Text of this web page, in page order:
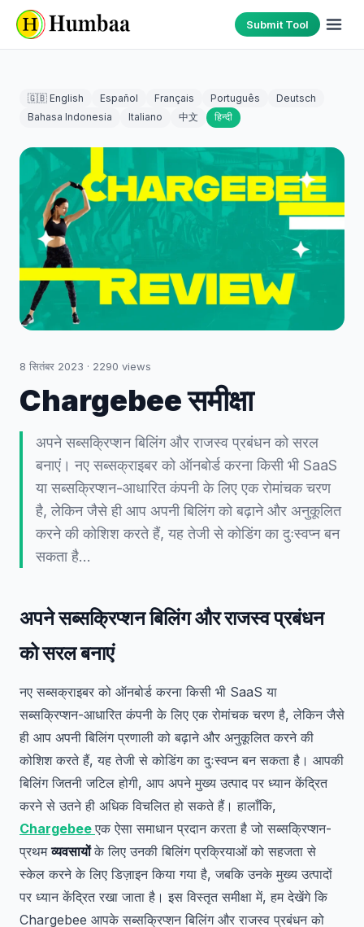
Submit Tool
🇬🇧 English Español Français Português
Deutsch
Bahasa Indonesia
Italiano 中文 हिन्दी
8 सितंबर 2023 · 2290 views
Chargebee समीक्षा
अपने सब्सक्रिप्शन बिलिंग और राजस्व प्रबंधन को सरल
बनाएं। नए सब्सक्राइबर को ऑनबोर्ड करना किसी भी SaaS
या सब्सक्रिप्शन-आधारित कंपनी के लिए एक रोमांचक चरण
है, लेकिन जैसे ही आप अपनी बिलिंग को बढ़ाने और अनुकूलित
करने की कोशिश करते हैं, यह तेजी से कोडिंग का दुःस्वप्न बन
सकता है...
अपने सब्सक्रिप्शन बिलिंग और राजस्व प्रबंधन
को सरल बनाएं
नए सब्सक्राइबर को ऑनबोर्ड करना किसी भी SaaS या
सब्सक्रिप्शन-आधारित कंपनी के लिए एक रोमांचक चरण है, लेकिन जैसे
ही आप अपनी बिलिंग प्रणाली को बढ़ाने और अनुकूलित करने की
कोशिश करते हैं, यह तेजी से कोडिंग का दुःस्वप्न बन सकता है। आपकी
बिलिंग जितनी जटिल होगी, आप अपने मुख्य उत्पाद पर ध्यान केंद्रित
करने से उतने ही अधिक विचलित हो सकते हैं। हालाँकि,
Chargebeeएक ऐसा समाधान प्रदान करता है जो सब्सक्रिप्शन-
प्रथमव्यवसायोंके लिए उनकी बिलिंग प्रक्रियाओं को सहजता से
स्केल करने के लिए डिज़ाइन किया गया है, जबकि उनके मुख्य उत्पादों
पर ध्यान केंद्रित रखा जाता है। इस विस्तृत समीक्षा में, हम देखेंगे कि
Chargebee आपके सब्सक्रिप्शन बिलिंग और राजस्व प्रबंधन को